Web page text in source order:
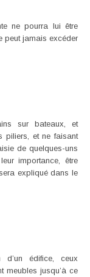
ne pourra lui être
peut jamais excéder
sur bateaux, et
piliers, et ne faisant
de quelques-uns
importance, être
expliqué dans le
édifice, ceux
meubles jusqu’à ce